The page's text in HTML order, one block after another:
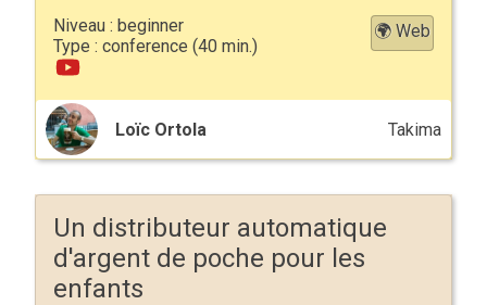
🌍 Web
beginner
conference
Loïc Ortola Takima
Un distributeur automatique
d'argent de poche pour les
enfants